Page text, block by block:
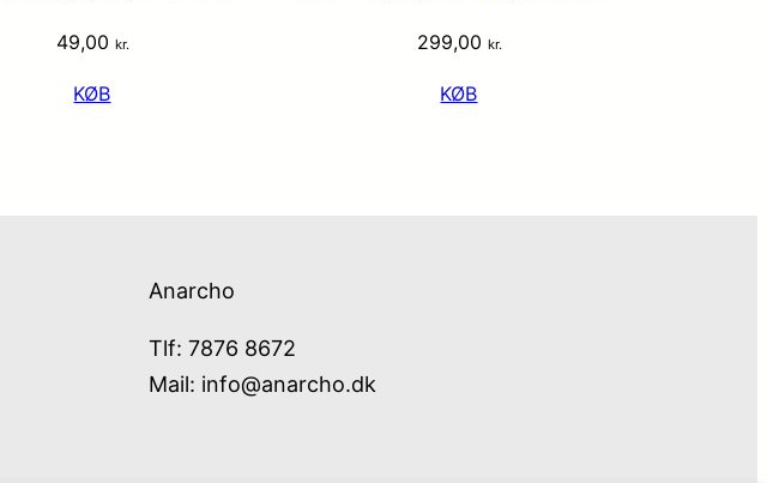
49,00 kr.
KØB
299,00 kr.
KØB
Anarcho
Tlf: 7876 8672
Mail: info@anarcho.dk